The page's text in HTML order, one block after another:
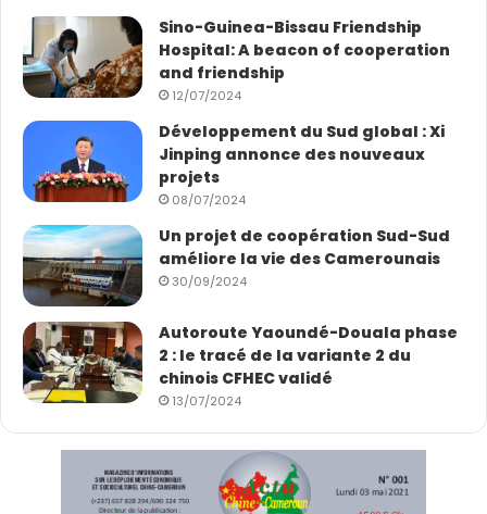
Sino-Guinea-Bissau Friendship
Hospital: A beacon of cooperation
and friendship
12/07/2024
Développement du Sud global : Xi
Jinping annonce des nouveaux
projets
08/07/2024
Un projet de coopération Sud-Sud
améliore la vie des Camerounais
30/09/2024
Autoroute Yaoundé-Douala phase
2 : le tracé de la variante 2 du
chinois CFHEC validé
13/07/2024